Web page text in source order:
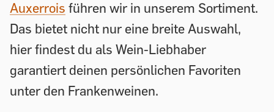
Auxerrois führen wir in unserem Sortiment.
Das bietet nicht nur eine breite Auswahl,
hier findest du als Wein-Liebhaber
garantiert deinen persönlichen Favoriten
unter den Frankenweinen.